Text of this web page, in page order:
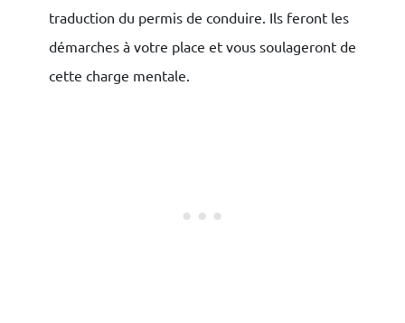
traduction du permis de conduire. Ils feront les
démarches à votre place et vous soulageront de
cette charge mentale.